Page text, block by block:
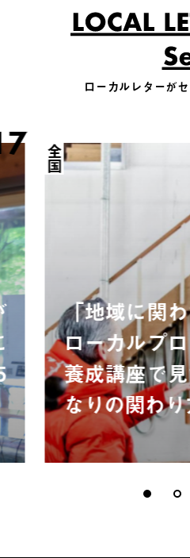
ローカルレターが
全国
「地域に関
ローカルプ
養成講座で
なりの関わ